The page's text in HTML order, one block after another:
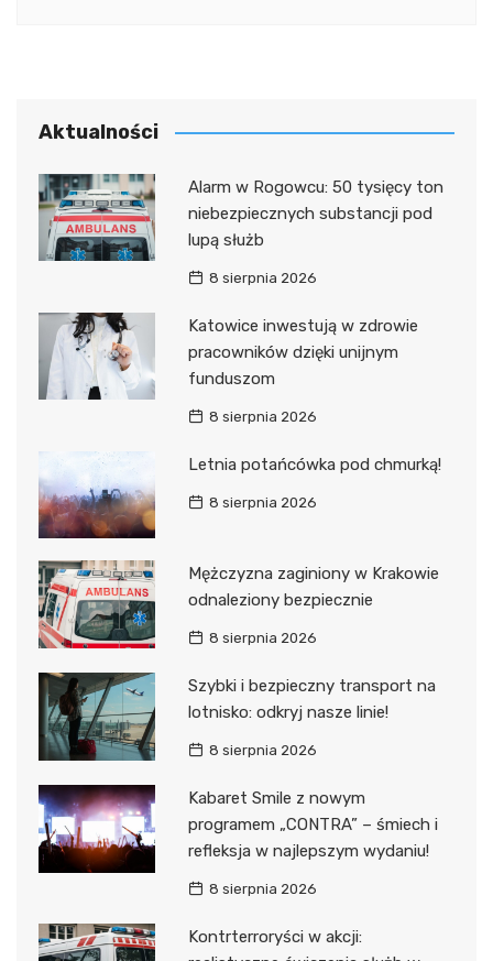
Aktualności
Alarm w Rogowcu: 50 tysięcy ton
niebezpiecznych substancji pod
lupą służb
8 sierpnia 2026
Katowice inwestują w zdrowie
pracowników dzięki unijnym
funduszom
8 sierpnia 2026
Letnia potańcówka pod chmurką!
8 sierpnia 2026
Mężczyzna zaginiony w Krakowie
odnaleziony bezpiecznie
8 sierpnia 2026
Szybki i bezpieczny transport na
lotnisko: odkryj nasze linie!
8 sierpnia 2026
Kabaret Smile z nowym
programem „CONTRA” – śmiech i
refleksja w najlepszym wydaniu!
8 sierpnia 2026
Kontrterroryści w akcji: